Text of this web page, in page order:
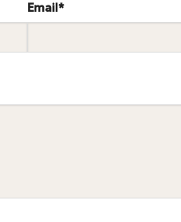
Email*